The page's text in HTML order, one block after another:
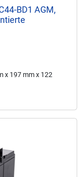
BD1 AGM,
x 197 mm x 122